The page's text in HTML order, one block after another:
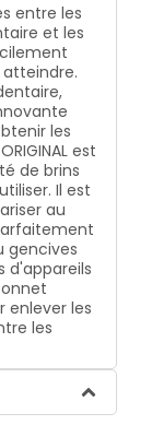
entre les
et les
les
est
de brins
Il est
au
gencives
d'appareils
enlever les
les